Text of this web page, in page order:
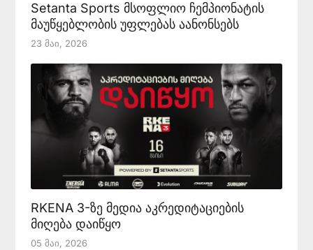
Setanta Sports მსოფლიო ჩემპიონატის
მაუწყებლობის უფლებას აანონსებს
23 Მაი, 2026
RKENA 3-ზე მედია აკრედიტაციების
მიღება დაიწყო
05 Მაი, 2026